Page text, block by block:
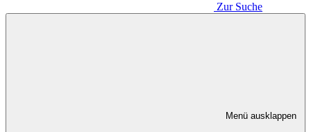
Zur Suche
Menü ausklappen